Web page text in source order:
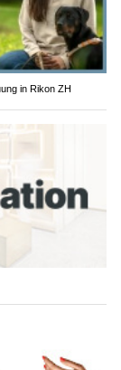
in Rikon ZH